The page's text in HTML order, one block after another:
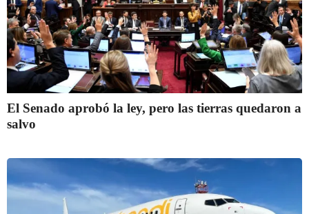
El Senado aprobó la ley, pero las tierras quedaron a
salvo